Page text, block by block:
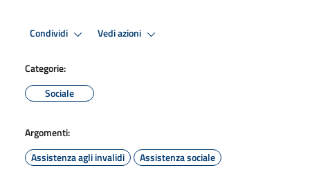
Condividi Vedi azioni
Categorie:
Sociale
Argomenti:
Assistenza agli invalidi
Assistenza sociale